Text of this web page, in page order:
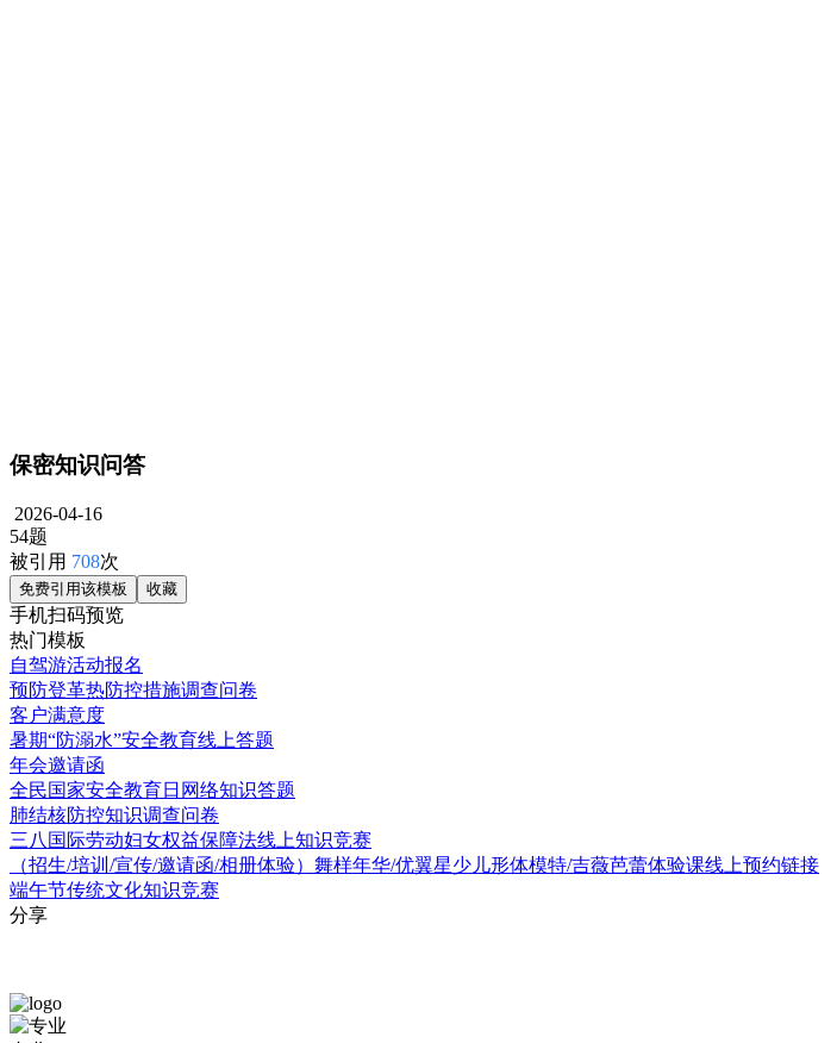
保密知识问答
2026-04-16
54题
被引用 708次
免费引用该模板 收藏
手机扫码预览
热门模板
自驾游活动报名
预防登革热防控措施调查问卷
客户满意度
暑期“防溺水”安全教育线上答题
年会邀请函
全民国家安全教育日网络知识答题
肺结核防控知识调查问卷
三八国际劳动妇女权益保障法线上知识竞赛
（招生/培训/宣传/邀请函/相册体验）舞样年华/优翼星少儿形体模特/吉薇芭蕾体验课线上预约链接
端午节传统文化知识竞赛
分享
问
保